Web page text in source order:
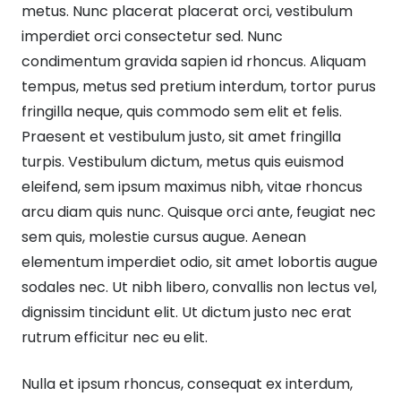
metus. Nunc placerat placerat orci, vestibulum
imperdiet orci consectetur sed. Nunc
condimentum gravida sapien id rhoncus. Aliquam
tempus, metus sed pretium interdum, tortor purus
fringilla neque, quis commodo sem elit et felis.
Praesent et vestibulum justo, sit amet fringilla
turpis. Vestibulum dictum, metus quis euismod
eleifend, sem ipsum maximus nibh, vitae rhoncus
arcu diam quis nunc. Quisque orci ante, feugiat nec
sem quis, molestie cursus augue. Aenean
elementum imperdiet odio, sit amet lobortis augue
sodales nec. Ut nibh libero, convallis non lectus vel,
dignissim tincidunt elit. Ut dictum justo nec erat
rutrum efficitur nec eu elit.
Nulla et ipsum rhoncus, consequat ex interdum,